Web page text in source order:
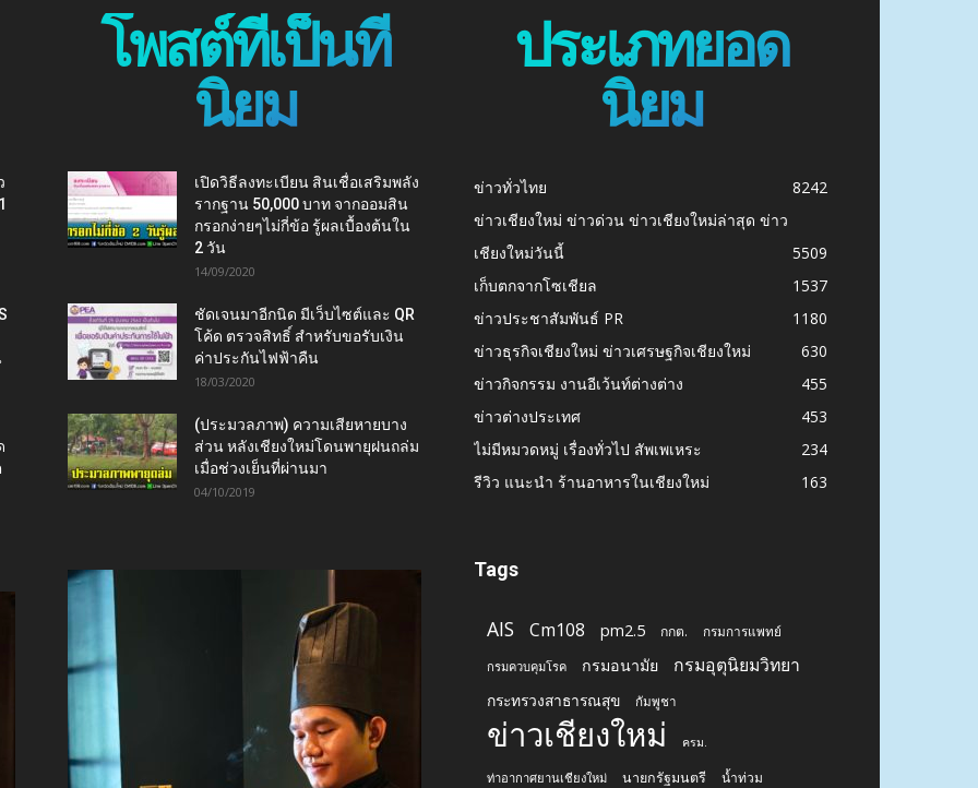
โพสต์ที่เป็นที่
นิยม
เปิดวิธีลงทะเบียน สินเชื่อเสริมพลัง
รากฐาน 50,000 บาท จากออมสิน
กรอกง่ายๆไม่กี่ข้อ รู้ผลเบื้องต้นใน
2 วัน
14/09/2020
ชัดเจนมาอีกนิด มีเว็บไซต์และ QR
โค้ด ตรวจสิทธิ์ สำหรับขอรับเงิน
ค่าประกันไฟฟ้าคืน
18/03/2020
(ประมวลภาพ) ความเสียหายบาง
ส่วน หลังเชียงใหม่โดนพายุฝนถล่ม
เมื่อช่วงเย็นที่ผ่านมา
04/10/2019
ประเภทยอด
นิยม
ข่าวทั่วไทย
8242
ข่าวเชียงใหม่ ข่าวด่วน ข่าวเชียงใหม่ล่าสุด ข่าว
เชียงใหม่วันนี้
5509
เก็บตกจากโซเชียล
1537
ข่าวประชาสัมพันธ์ PR
1180
ข่าวธุรกิจเชียงใหม่ ข่าวเศรษฐกิจเชียงใหม่
630
ข่าวกิจกรรม งานอีเว้นท์ต่างต่าง
455
ข่าวต่างประเทศ
453
ไม่มีหมวดหมู่ เรื่องทั่วไป สัพเพเหระ
234
รีวิว แนะนำ ร้านอาหารในเชียงใหม่
163
Tags
AIS Cm108 pm2.5 กกต. กรมการแพทย์
กรมควบคุมโรค กรมอนามัย กรมอุตุนิยมวิทยา
กระทรวงสาธารณสุข กัมพูชา
ข่าวเชียงใหม่ ครม.
ท่าอากาศยานเชียงใหม่ นายกรัฐมนตรี น้ำท่วม